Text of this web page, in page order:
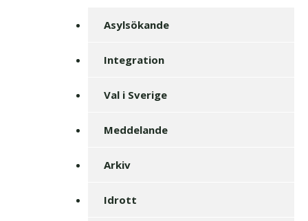
Asylsökande
Integration
Val i Sverige
Meddelande
Arkiv
Idrott